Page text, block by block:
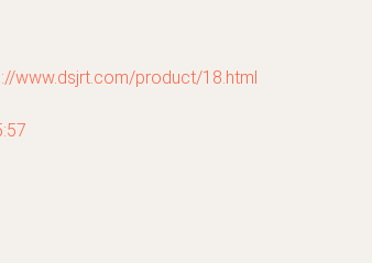
www.dsjrt.com/product/18.html